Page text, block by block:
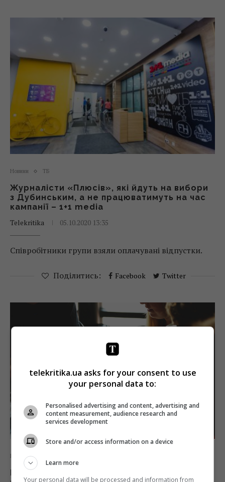
Новини ТБ
Журналісти «Плюсів», які йдуть на вибори
з Дубинським, а не працюватимуть на час
кампанії – 1+1 media
Telekritika
05.10.2020 13:35
Співробітники групи взяли оплачувані відпустки.
Поділитись: Facebook Twitter
Новини
При Громадській раді Нацради поновила
telekritika.ua asks for your consent to use
your personal data to:
Personalised advertising and content, advertising and
content measurement, audience research and
services development
Store and/or access information on a device
Learn more
Your personal data will be processed and information from